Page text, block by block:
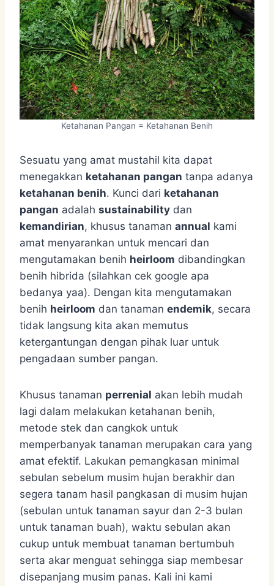
Ketahanan Pangan = Ketahanan Benih
Sesuatu yang amat mustahil kita dapat
menegakkan ketahanan pangan tanpa adanya
ketahanan benih. Kunci dari ketahanan
pangan adalah sustainability dan
kemandirian, khusus tanaman annual kami
amat menyarankan untuk mencari dan
mengutamakan benih heirloom dibandingkan
benih hibrida (silahkan cek google apa
bedanya yaa). Dengan kita mengutamakan
benih heirloom dan tanaman endemik, secara
tidak langsung kita akan memutus
ketergantungan dengan pihak luar untuk
pengadaan sumber pangan.
Khusus tanaman perrenial akan lebih mudah
lagi dalam melakukan ketahanan benih,
metode stek dan cangkok untuk
memperbanyak tanaman merupakan cara yang
amat efektif. Lakukan pemangkasan minimal
sebulan sebelum musim hujan berakhir dan
segera tanam hasil pangkasan di musim hujan
(sebulan untuk tanaman sayur dan 2-3 bulan
untuk tanaman buah), waktu sebulan akan
cukup untuk membuat tanaman bertumbuh
serta akar menguat sehingga siap membesar
disepanjang musim panas. Kali ini kami